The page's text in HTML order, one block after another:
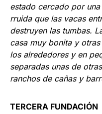
estado cerca­do por
rruida que las vacas
destruyen las tumbas.
casa muy bo­nita y
los alrededores y en
separadas unas de
ranchos de ca­ñas y
TERCERA FUNDACIÓN